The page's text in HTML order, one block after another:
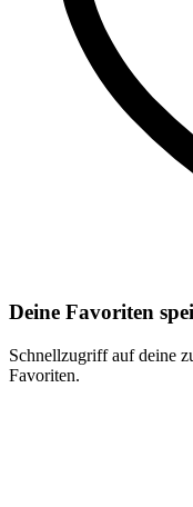
Deine Favoriten
Schnellzugriff auf deine
Favoriten.